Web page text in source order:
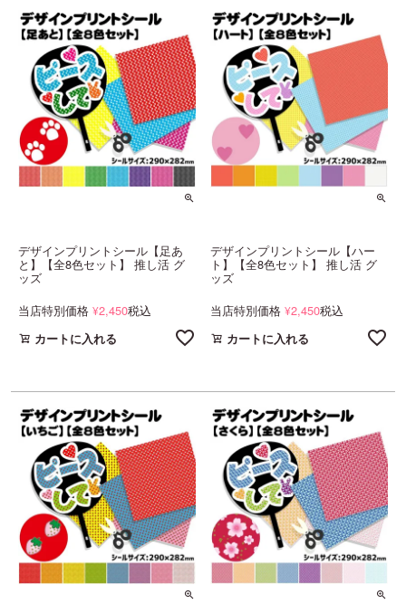
デザインプリントシール【足あ
と】【全8色セット】 推し活 グ
ッズ
当店特別価格 ¥2,450税込
カートに入れる
デザインプリントシール【ハー
ト】【全8色セット】 推し活 グ
ッズ
当店特別価格 ¥2,450税込
カートに入れる